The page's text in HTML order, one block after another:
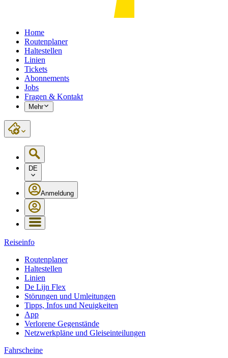
Home
Routenplaner
Haltestellen
Linien
Tickets
Abonnements
Jobs
Fragen & Kontakt
Mehr
DE
Anmeldung
Reiseinfo
Routenplaner
Haltestellen
Linien
De Lijn Flex
Störungen und Umleitungen
Tipps, Infos und Neuigkeiten
App
Verlorene Gegenstände
Netzwerkpläne und Gleiseinteilungen
Fahrscheine